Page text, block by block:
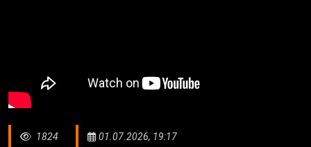
1824 01.07.2026, 19:17